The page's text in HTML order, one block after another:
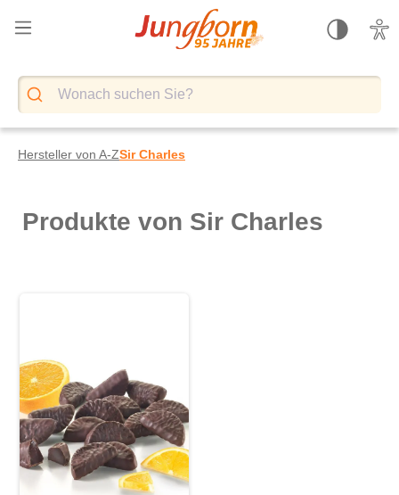
springen
Hersteller von A-ZSir Charles
Produkte von Sir Charles